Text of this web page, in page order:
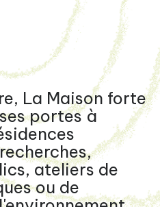
La Maison forte
portes à
ateliers de
ou de